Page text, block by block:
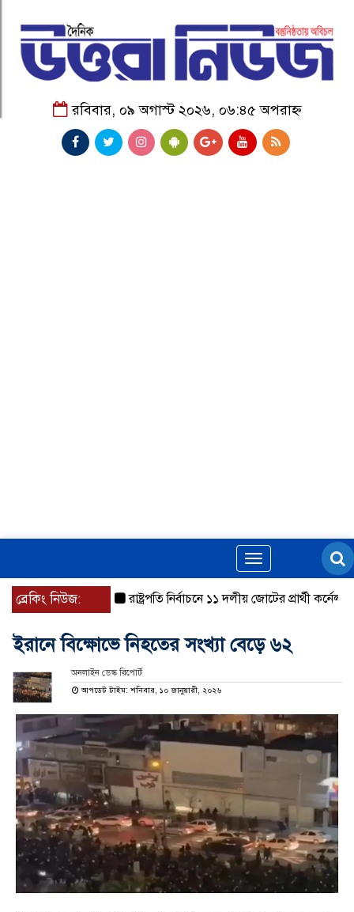
রবিবার, ০৯ অগাস্ট ২০২৬, ০৬:৪৫ অপরাহ্ন
Toggle
navigation
ব্রেকিং নিউজ: রাষ্ট্রপতি নির্বাচনে ১১ দলীয় জোটের প্রার্থী কর্নেল অলি
ইরানে বিক্ষোভে নিহতের সংখ্যা বেড়ে ৬২
অনলাইন ডেস্ক রিপোর্ট
আপডেট টাইম: শনিবার, ১০ জানুয়ারী, ২০২৬